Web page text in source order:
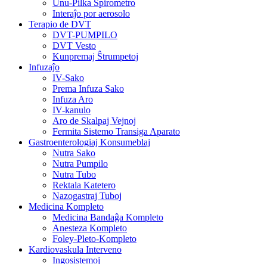
Unu-Pilka Spirometro
Interaĵo por aerosolo
Terapio de DVT
DVT-PUMPILO
DVT Vesto
Kunpremaj Ŝtrumpetoj
Infuzaĵo
IV-Sako
Prema Infuza Sako
Infuza Aro
IV-kanulo
Aro de Skalpaj Vejnoj
Fermita Sistemo Transiga Aparato
Gastroenterologiaj Konsumeblaj
Nutra Sako
Nutra Pumpilo
Nutra Tubo
Rektala Katetero
Nazogastraj Tuboj
Medicina Kompleto
Medicina Bandaĝa Kompleto
Anesteza Kompleto
Foley-Pleto-Kompleto
Kardiovaskula Interveno
Ingosistemoj